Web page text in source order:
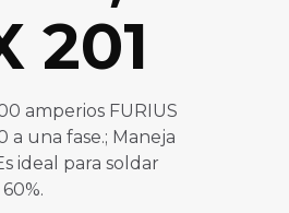
201
amperios FURIUS
a una fase.; Maneja
ideal para soldar